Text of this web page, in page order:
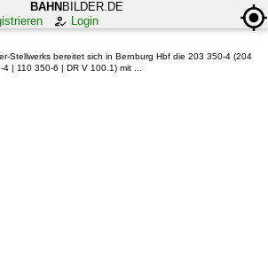
BAHN BILDER.DE
Login
Stellwerks bereitet sich in Bernburg Hbf die 203 350-4 (204
| 110 350-6 | DR V 100.1) mit ...